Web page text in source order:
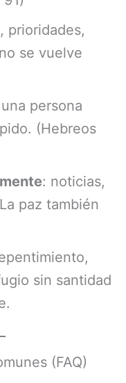
prioridades,
se vuelve
persona
(Hebreos
: noticias,
paz también
sin santidad
(FAQ)